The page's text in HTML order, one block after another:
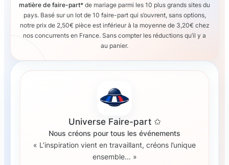
matière de faire-part* de mariage parmi les 10 plus grands sites du
pays. Basé sur un lot de 10 faire-part qui s’ouvrent, sans options,
notre prix de 2,50€ pièce est inférieur à la moyenne de 3,20€ chez
nos concurrents en France. Sans compter les réductions qu’il y a
au panier.
Universe Faire-part ✩
Nous créons pour tous les événements
« L’inspiration vient en travaillant, créons l’unique
ensemble… »